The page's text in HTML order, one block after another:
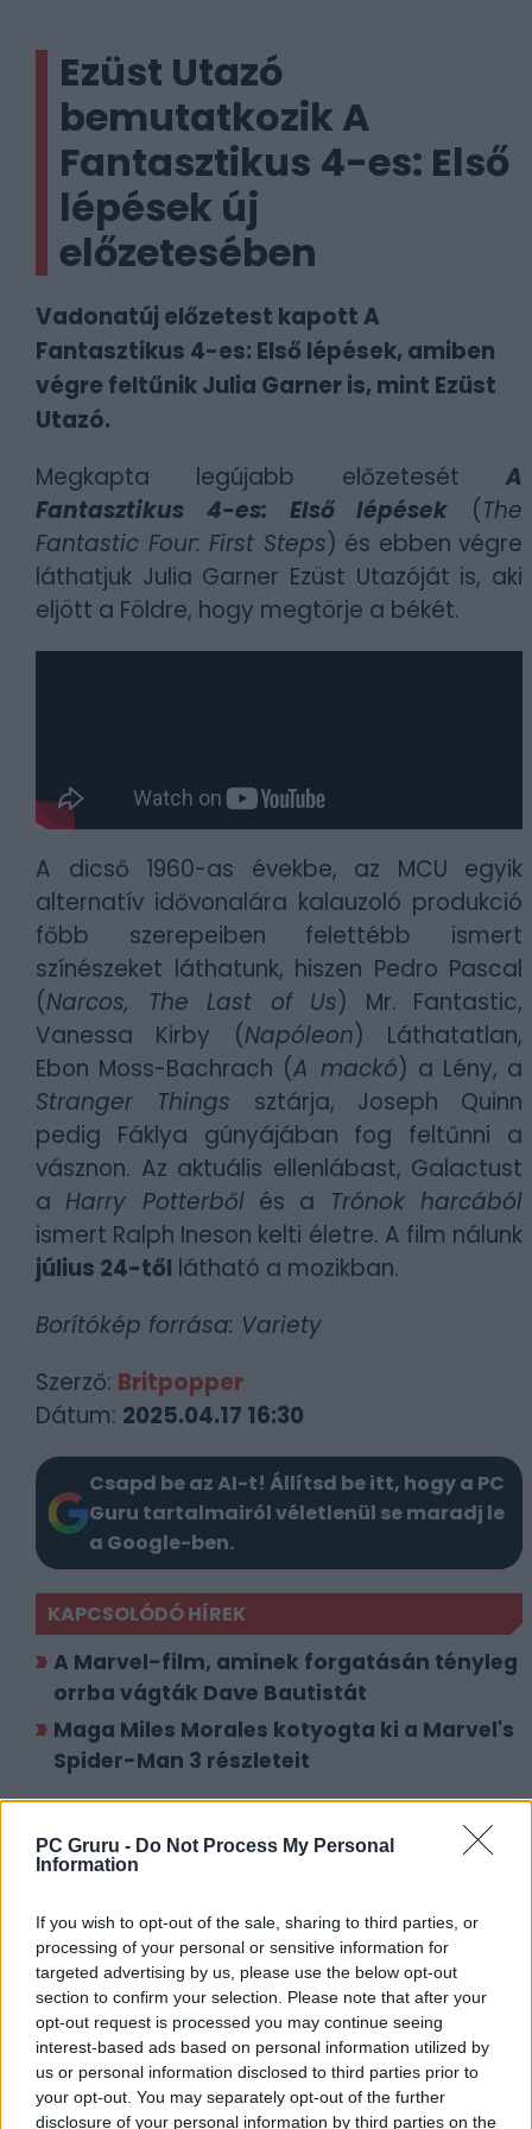
PC Gruru - Do Not Process My Personal
Information
If you wish to opt-out of the sale, sharing to third parties, or
processing of your personal or sensitive information for
targeted advertising by us, please use the below opt-out
section to confirm your selection. Please note that after your
opt-out request is processed you may continue seeing
interest-based ads based on personal information utilized by
us or personal information disclosed to third parties prior to
your opt-out. You may separately opt-out of the further
disclosure of your personal information by third parties on the
Ezüst Utazó
bemutatkozik A
Fantasztikus 4-es: Első
lépések új
előzetesében
Vadonatúj előzetest kapott A
Fantasztikus 4-es: Első lépések, amiben
végre feltűnik Julia Garner is, mint Ezüst
Utazó.
Megkapta legújabb előzetesét A
Fantasztikus 4-es: Első lépések (The
Fantastic Four: First Steps) és ebben végre
láthatjuk Julia Garner Ezüst Utazóját is, aki
eljött a Földre, hogy megtörje a békét.
A dicső 1960-as évekbe, az MCU egyik
alternatív idővonalára kalauzoló produkció
főbb szerepeiben felettébb ismert
színészeket láthatunk, hiszen Pedro Pascal
(Narcos, The Last of Us) Mr. Fantastic,
Vanessa Kirby (Napóleon) Láthatatlan,
Ebon Moss-Bachrach (A mackó) a Lény, a
Stranger Things sztárja, Joseph Quinn
pedig Fáklya gúnyájában fog feltűnni a
vásznon. Az aktuális ellenlábast, Galactust
aHarry Potterbőlés a Trónok harcából
ismert Ralph Ineson kelti életre. A film nálunk
július 24-től látható a mozikban.
Borítókép forrása: Variety
Szerző: Britpopper
Dátum: 2025.04.17 16:30
Csapd be az AI-t! Állítsd be itt, hogy a PC
Guru tartalmairól véletlenül se maradj le
a Google-ben.
KAPCSOLÓDÓ HÍREK
A Marvel-film, aminek forgatásán tényleg
orrba vágták Dave Bautistát
Maga Miles Morales kotyogta ki a Marvel's
Spider-Man 3 részleteit